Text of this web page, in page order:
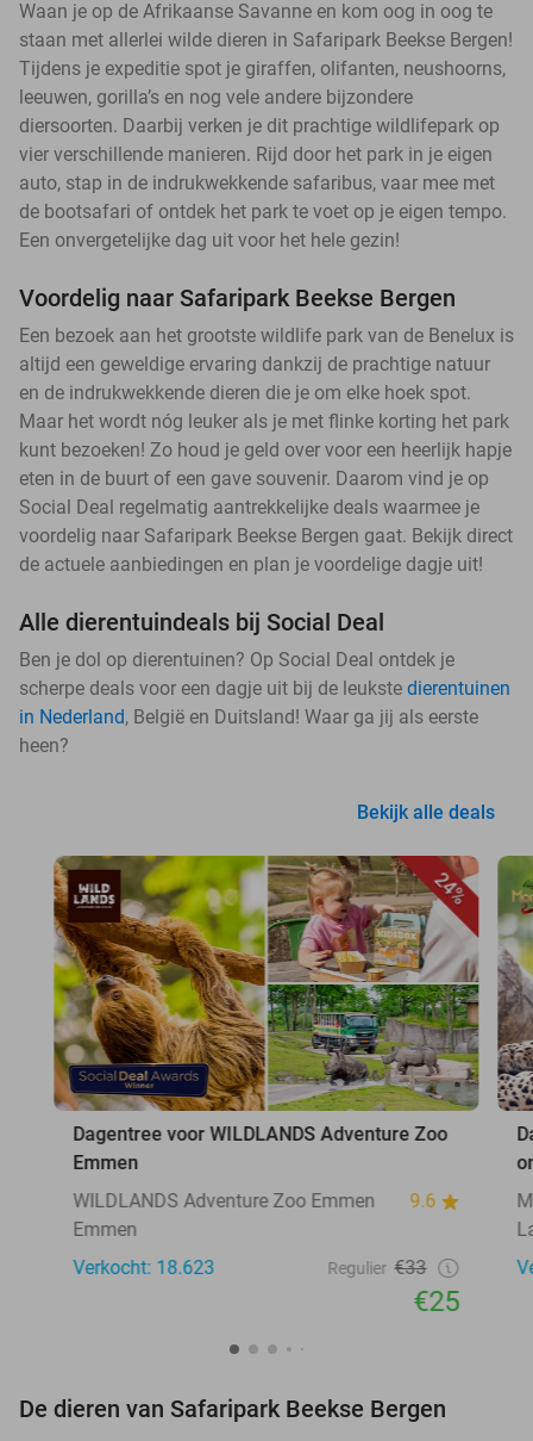
Waan je op de Afrikaanse Savanne en kom oog in oog te
staan met allerlei wilde dieren in Safaripark Beekse Bergen!
Tijdens je expeditie spot je giraffen, olifanten, neushoorns,
leeuwen, gorilla’s en nog vele andere bijzondere
diersoorten. Daarbij verken je dit prachtige wildlifepark op
vier verschillende manieren. Rijd door het park in je eigen
auto, stap in de indrukwekkende safaribus, vaar mee met
de bootsafari of ontdek het park te voet op je eigen tempo.
Een onvergetelijke dag uit voor het hele gezin!
Voordelig naar Safaripark Beekse Bergen
Een bezoek aan het grootste wildlife park van de Benelux is
altijd een geweldige ervaring dankzij de prachtige natuur
en de indrukwekkende dieren die je om elke hoek spot.
Maar het wordt nóg leuker als je met flinke korting het park
kunt bezoeken! Zo houd je geld over voor een heerlijk hapje
eten in de buurt of een gave souvenir. Daarom vind je op
Social Deal regelmatig aantrekkelijke deals waarmee je
voordelig naar Safaripark Beekse Bergen gaat. Bekijk direct
de actuele aanbiedingen en plan je voordelige dagje uit!
Alle dierentuindeals bij Social Deal
Ben je dol op dierentuinen? Op Social Deal ontdek je
scherpe deals voor een dagje uit bij de leukste dierentuinen
in Nederland, België en Duitsland! Waar ga jij als eerste
heen?
Bekijk alle deals
24%
Dagentree voor WILDLANDS Adventure Zoo
Emmen
WILDLANDS Adventure Zoo Emmen
9.6
Emmen
Verkocht: 18.623
Regulier €33
€25
De dieren van Safaripark Beekse Bergen